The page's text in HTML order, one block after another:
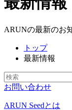
ARUNの最新のお
トップ
最新情報
お問い合わせ
ARUN Seedとは